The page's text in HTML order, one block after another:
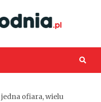
ofiara, wielu